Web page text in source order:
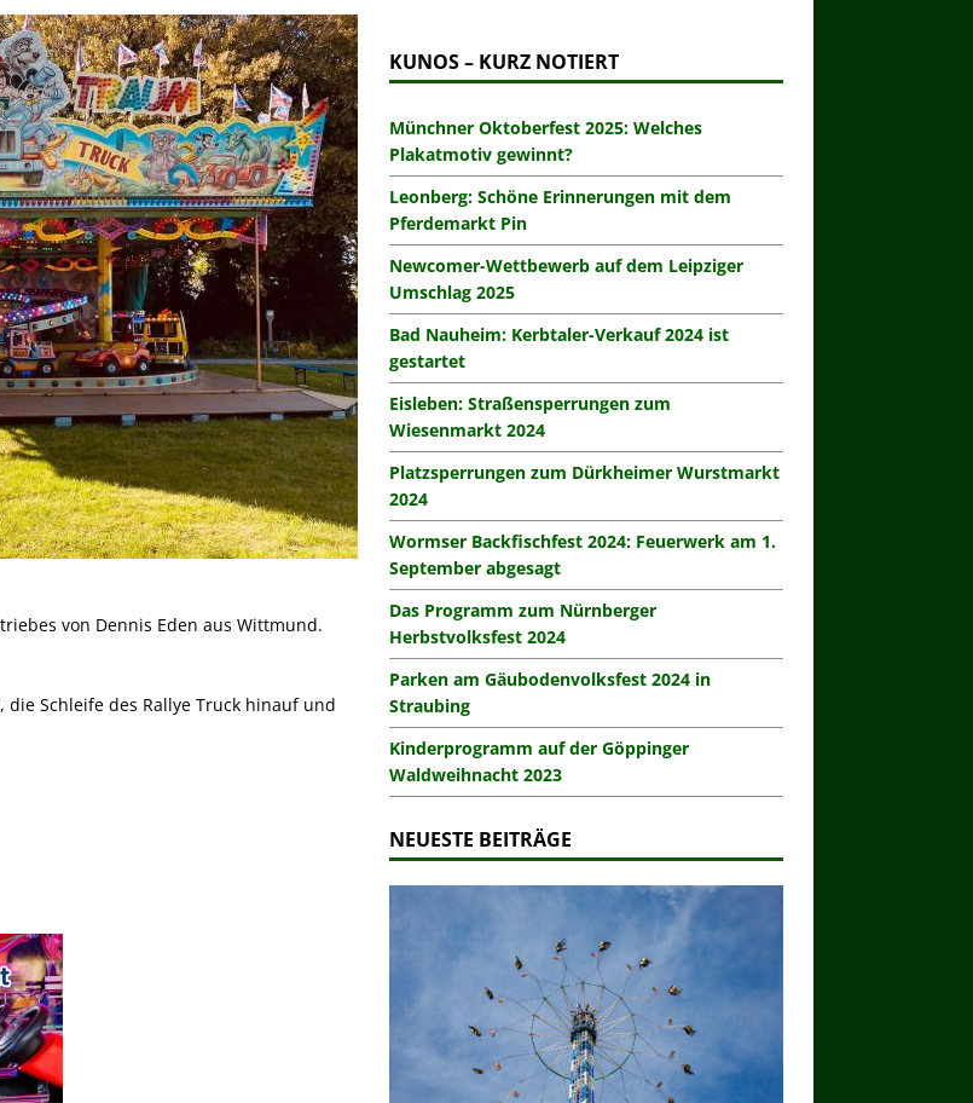
von Dennis Eden aus Wittmund.
Schleife des Rallye Truck hinauf und
KUNOS – KURZ NOTIERT
Münchner Oktoberfest 2025: Welches
Plakatmotiv gewinnt?
Leonberg: Schöne Erinnerungen mit dem
Pferdemarkt Pin
Newcomer-Wettbewerb auf dem Leipziger
Umschlag 2025
Bad Nauheim: Kerbtaler-Verkauf 2024 ist
gestartet
Eisleben: Straßensperrungen zum
Wiesenmarkt 2024
Platzsperrungen zum Dürkheimer Wurstmarkt
2024
Wormser Backfischfest 2024: Feuerwerk am 1.
September abgesagt
Das Programm zum Nürnberger
Herbstvolksfest 2024
Parken am Gäubodenvolksfest 2024 in
Straubing
Kinderprogramm auf der Göppinger
Waldweihnacht 2023
NEUESTE BEITRÄGE